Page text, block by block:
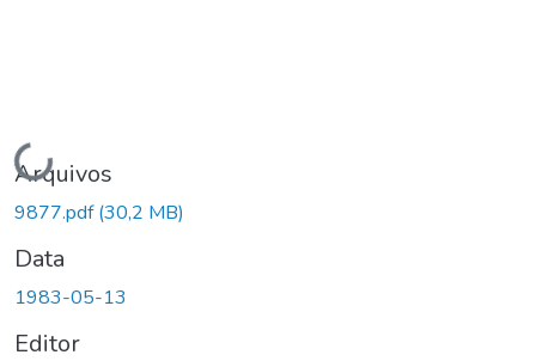
Carregando...
Arquivos
9877.pdf(30,2 MB)
Data
1983-05-13
Editor